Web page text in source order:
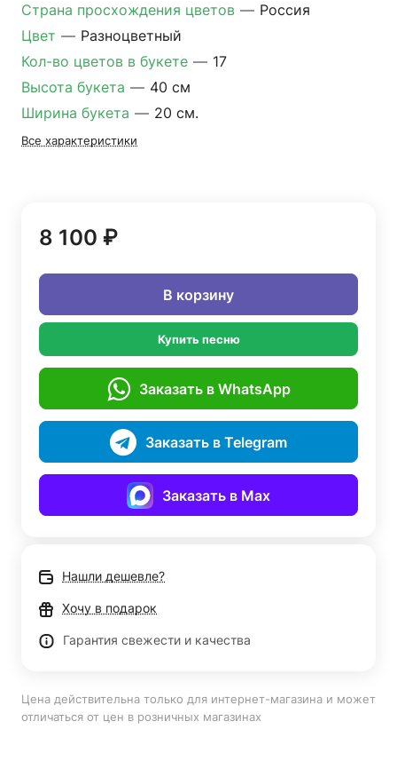
Страна просхождения цветов — Россия
Цвет — Разноцветный
Кол-во цветов в букете — 17
Высота букета — 40 см
Ширина букета — 20 см.
Все характеристики
8 100 ₽
В корзину
Купить песню
Заказать в WhatsApp
Заказать в Telegram
Заказать в Max
Нашли дешевле?
Хочу в подарок
Гарантия свежести и качества
Цена действительна только для интернет-магазина и может
отличаться от цен в розничных магазинах